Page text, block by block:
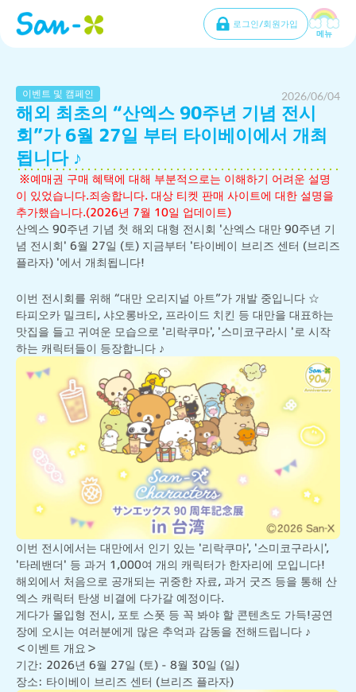
로그인/회원가입
메뉴
이벤트 및 캠페인 2026/06/04
해외 최초의 “산엑스 90주년 기념 전시
회”가 6월 27일 부터 타이베이에서 개최
됩니다 ♪
이 있었습니다.죄송합니다. 대상 티켓 판매 사이트에 대한 설명을
추가했습니다.(2026년 7월 10일 업데이트)
산엑스 90주년 기념 첫 해외 대형 전시회 '산엑스 대만 90주년 기
념 전시회' 6월 27일 (토) 지금부터 '타이베이 브리즈 센터 (브리즈
플라자) '에서 개최됩니다!
이번 전시회를 위해 “대만 오리지널 아트”가 개발 중입니다 ☆
타피오카 밀크티, 샤오롱바오, 프라이드 치킨 등 대만을 대표하는
맛집을 들고 귀여운 모습으로 '리락쿠마', '스미코구라시 '로 시작
하는 캐릭터들이 등장합니다 ♪
이번 전시에서는 대만에서 인기 있는 '리락쿠마', '스미코구라시',
'타레밴더' 등 과거 1,000여 개의 캐릭터가 한자리에 모입니다!
해외에서 처음으로 공개되는 귀중한 자료, 과거 굿즈 등을 통해 산
엑스 캐릭터 탄생 비결에 다가갈 예정이다.
게다가 몰입형 전시, 포토 스폿 등 꼭 봐야 할 콘텐츠도 가득!공연
장에 오시는 여러분에게 많은 추억과 감동을 전해드립니다 ♪
＜이벤트 개요＞
기간: 2026년 6월 27일 (토) - 8월 30일 (일)
장소: 타이베이 브리즈 센터 (브리즈 플라자)